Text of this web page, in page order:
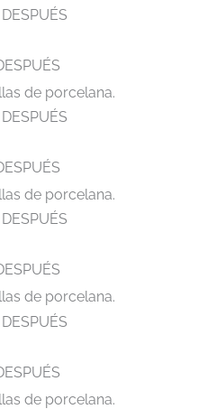
de porcelana.
de porcelana.
de porcelana.
de porcelana.